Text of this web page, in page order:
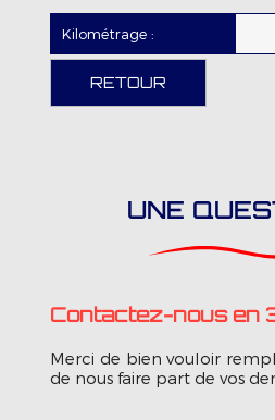
Kilométrage :
RETOUR
UNE
Contactez-nous en
Merci de bien vouloir
de nous faire part de vos